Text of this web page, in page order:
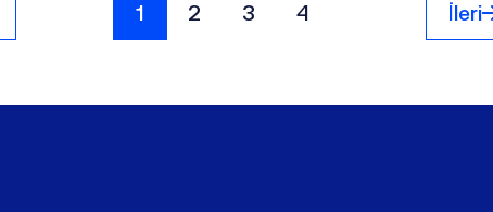
1 2 3 4 İleri